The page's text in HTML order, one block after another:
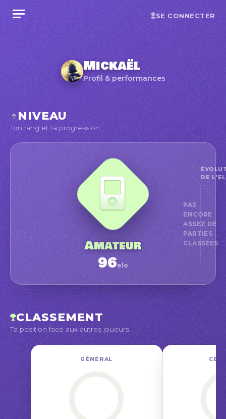
SE CONNECTER
Mickaël
Profil & performances
NIVEAU
Ton rang et ta progression
Amateur
96elo
DE
PAS
ENCORE
ASSEZ DE
PARTIES
CLASSÉES
CLASSEMENT
Ta position face aux autres joueurs
GÉNÉRAL CE